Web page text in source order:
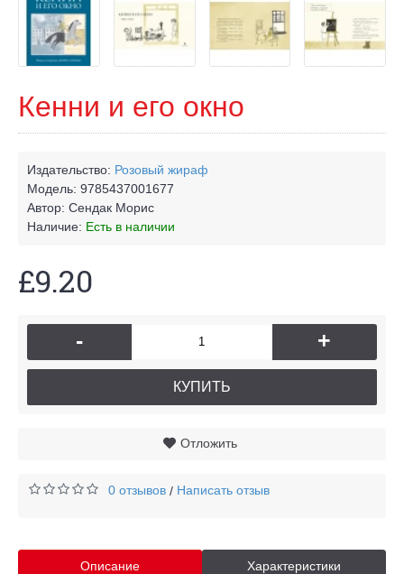
Кенни и его окно
Издательство: Розовый жираф
Модель: 9785437001677
Автор: Сендак Морис
Наличие: Есть в наличии
£9.20
- +
КУПИТЬ
Отложить
0 отзывов / Написать отзыв
Описание Характеристики